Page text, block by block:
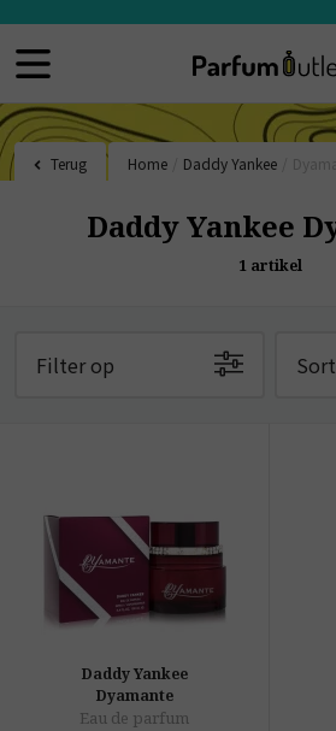
Terug Home Daddy Yankee
Daddy Yankee
1 artikel
Filter op
Daddy Yankee
Dyamante
Eau de parfum